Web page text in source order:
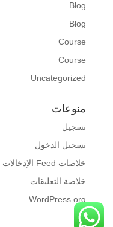
Blog
Blog
Course
Course
Uncategorized
منوعات
تسجيل
تسجيل الدخول
خلاصات Feed الإدخالات
خلاصة التعليقات
WordPress.org